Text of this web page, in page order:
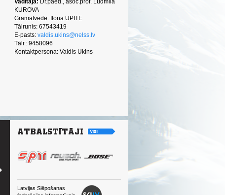
Vadītāja: Dr.paed., asoc.prof. Ludmila
KUROVA
Grāmatvede: Ilona UPĪTE
Tālrunis: 67543419
E-pasts: valdis.ukins@nelss.lv
Tālr.: 9458096
Kontaktpersona: Valdis Ukins
Latvijas Slēpošanas